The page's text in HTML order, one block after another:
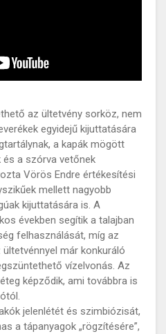
az ültetvény sorköz, nem
egyidejű kijuttatására
a kapák mögött
és a szórva vetőnek
Vörös Endre értékesítési
mellett nagyobb
kijuttatására is. A
években segítik a talajban
felhasználását, míg az
már konkuráló
vízelvonás. Az
képződik, ami továbbra is
jelenlétét és szimbiózisát,
a tápanyagok „rögzítésére”,